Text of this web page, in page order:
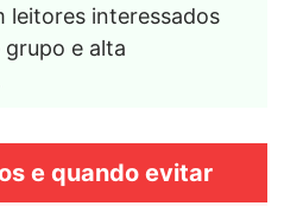
leitores interessados
e alta
e quando evitar